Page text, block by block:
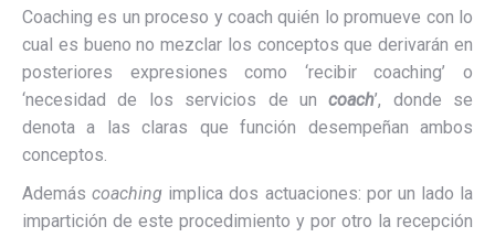
Coaching es un proceso y coach quién lo promueve con lo
cual es bueno no mezclar los conceptos que derivarán en
posteriores expresiones como ‘recibir coaching’ o
‘necesidad de los servicios de uncoach’, donde se
denota a las claras que función desempeñan ambos
conceptos.
Ademáscoaching implica dos actuaciones: por un lado la
impartición de este procedimiento y por otro la recepción